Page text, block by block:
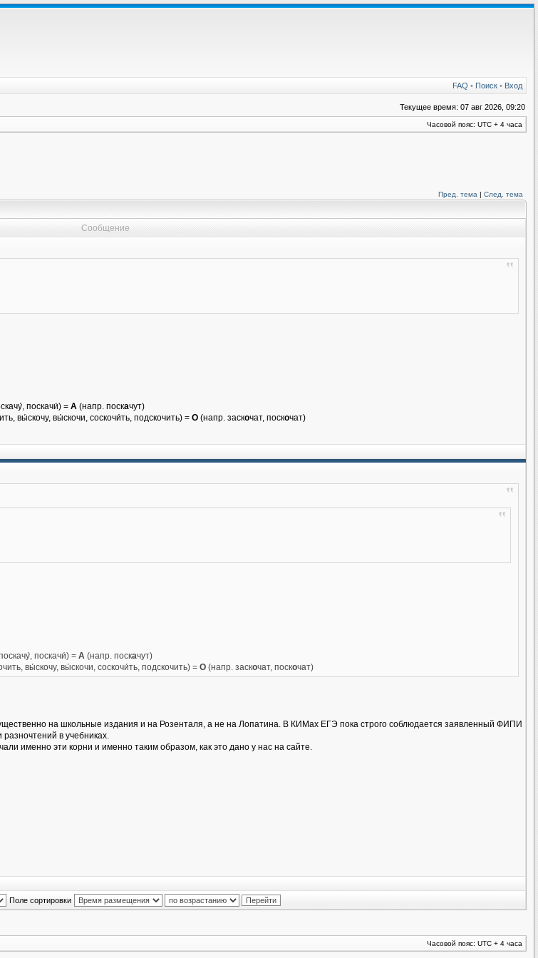
FAQ • Поиск • Вход
Текущее время: 07 авг 2026, 09:20
Часовой пояс: UTC + 4 часа
Пред. тема | След. тема
Сообщение
поскачи́) = А (напр. поскачут)
вы́скочу, вы́скочи, соскочи́ть, подскочить) = О (напр. заскочат, поскочат)
поскачи́) = А (напр. поскачут)
вы́скочу, вы́скочи, соскочи́ть, подскочить) = О (напр. заскочат, поскочат)
на школьные издания и на Розенталя, а не на Лопатина. В КИМах ЕГЭ пока строго соблюдается заявленный ФИПИ
в учебниках.
именно эти корни и именно таким образом, как это дано у нас на сайте.
Поле сортировки
Часовой пояс: UTC + 4 часа